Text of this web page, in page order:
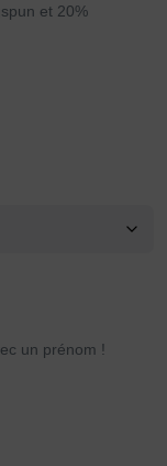
et 20%
un prénom !